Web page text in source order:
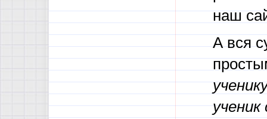
наш
А вся
ученик